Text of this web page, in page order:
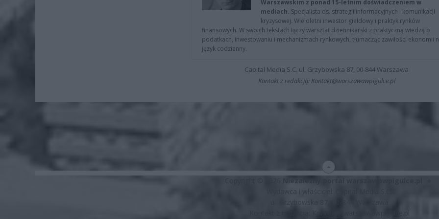
Warszawskim z ponad 15-letnim doświadczeniem w
mediach. Specjalista ds. strategii informacyjnych i komunikacji
kryzysowej. Wieloletni inwestor giełdowy i praktyk rynków
finansowych. W swoich tekstach łączy warsztat dziennikarski z praktyczną wiedzą o
podatkach, inwestowaniu i mechanizmach rynkowych, tłumacząc zawiłości ekonomii
język codzienny.
Capital Media S.C. ul. Grzybowska 87, 00-844 Warszawa
Kontakt z redakcją: Kontakt@warszawawpigulce.pl
Niezależny portal warszawawpigulce.pl
Wydawca i właściciel: Capital Media S.C.
ul. Grzybowska 87, 00-844 Warszawa